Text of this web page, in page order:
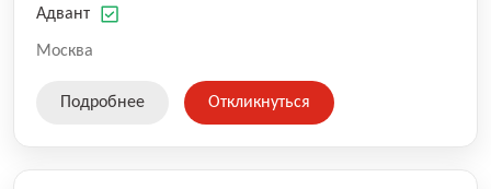
Казахстана и Беларуси, сотрудничая с компаниями из
Адвант
Москва
Подробнее Откликнуться